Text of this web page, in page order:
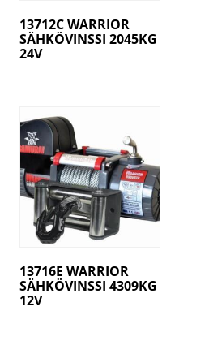
13712C WARRIOR
SÄHKÖVINSSI 2045KG
24V
13716E WARRIOR
SÄHKÖVINSSI 4309KG
12V